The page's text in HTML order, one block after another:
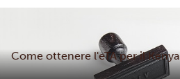
Come ottenere l'eTA per il Kenya